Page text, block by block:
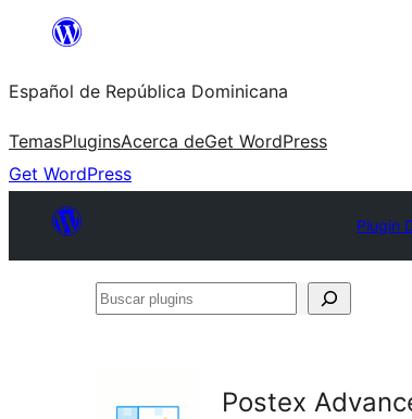
Saltar
contenido
Español de República Dominicana
TemasPluginsAcerca deGet WordPress
Get WordPress
Plugin
Buscar
Postex